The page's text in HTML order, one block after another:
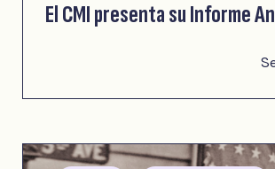
El CMI presenta su Informe